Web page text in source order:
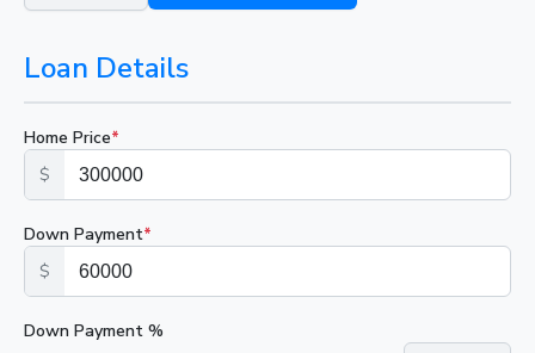
Loan Details
Home Price*
$
Down Payment*
$
Down Payment %